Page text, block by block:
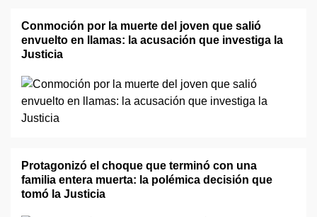
Conmoción por la muerte del joven que salió
envuelto en llamas: la acusación que investiga la
Justicia
Protagonizó el choque que terminó con una
familia entera muerta: la polémica decisión que
tomó la Justicia